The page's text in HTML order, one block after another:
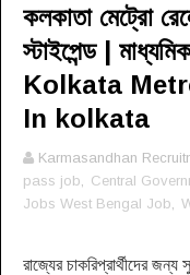
কলকাতা মেট্রো
স্টাইপেন্ড |
Kolkata
In kolkata
Karmasandhan
pass job
Central
Jobs West Bengal Job
রাজ্যের চাকরিপ্রার্থীদের